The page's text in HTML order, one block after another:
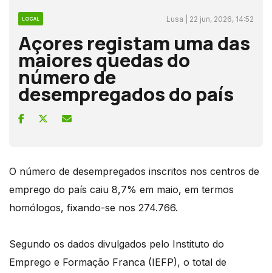
LOCAL Lusa | 22 jun, 2026, 14:52
Açores registam uma das
maiores quedas do
número de
desempregados do país
O número de desempregados inscritos nos centros de
emprego do país caiu 8,7% em maio, em termos
homólogos, fixando-se nos 274.766.
Segundo os dados divulgados pelo Instituto do
Emprego e Formação Franca (IEFP), o total de